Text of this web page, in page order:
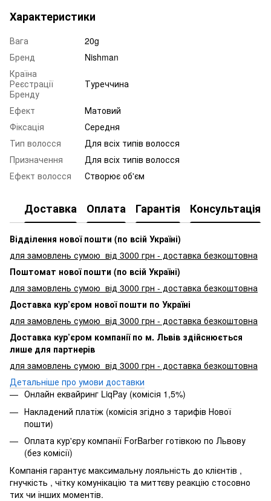
Характеристики
Вага
20g
Бренд
Nishman
Країна
Реєстрації
Бренду
Туреччина
Ефект
Матовий
Фіксація
Середня
Тип волосся
Для всіх типів волосся
Призначення
Для всіх типів волосся
Ефект волосся
Створює об'єм
Доставка Оплата Гарантія Консультація
Відділення нової пошти (по всій Україні)
для замовлень сумою від 3000 грн - доставка безкоштовна
Поштомат нової пошти (по всій Україні)
для замовлень сумою від 3000 грн - доставка безкоштовна
Доставка кур’єром нової пошти по Україні
для замовлень сумою від 3000 грн - доставка безкоштовна
Доставка кур’єром компанії по м. Львів здійснюється
лише для партнерів
для замовлень сумою від 3000 грн - доставка безкоштовна
Детальніше про умови доставки
Онлайн еквайринг LiqPay (комісія 1,5%)
Накладений платіж (комісія згідно з тарифів Нової
пошти)
Оплата кур'єру компанії ForBarber готівкою по Львову
(без комісії)
Компанія гарантує максимальну лояльність до клієнтів ,
гнучкість , чітку комунікацію та миттєву реакцію стосовно
тих чи інших моментів.